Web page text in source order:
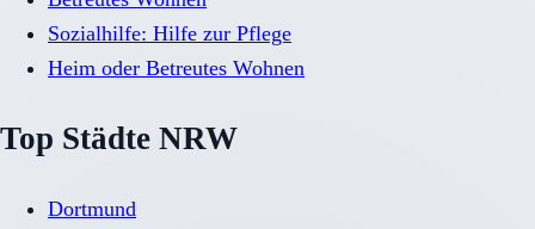
Sozialhilfe: Hilfe zur Pflege
Heim oder Betreutes Wohnen
Top Städte NRW
Dortmund